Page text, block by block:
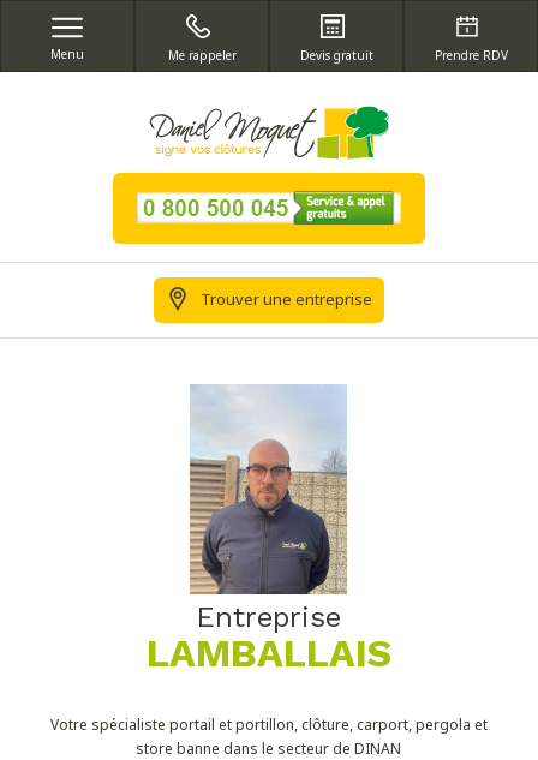
Menu Me rappeler Devis gratuit Prendre RDV
Trouver une entreprise
Entreprise
LAMBALLAIS
Votre spécialiste portail et portillon, clôture, carport, pergola et
store banne dans le secteur de DINAN